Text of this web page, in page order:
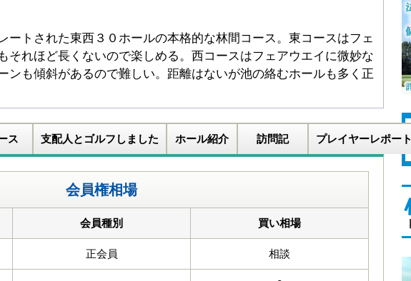
ートされた東西３０ホールの本格的な林間コース。東コースはフェ
それほど長くないので楽しめる。西コースはフェアウエイに微妙な
ンも傾斜があるので難しい。距離はないが池の絡むホールも多く正
ス 支配人とゴルフしました ホール紹介 訪問記 プレイヤーレポート
会員権相場
会員種別 買い相場
正会員 相談